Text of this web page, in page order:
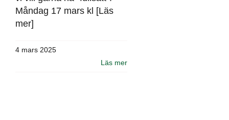
Måndag 17 mars kl [Läs
mer]
4 mars 2025
Läs mer